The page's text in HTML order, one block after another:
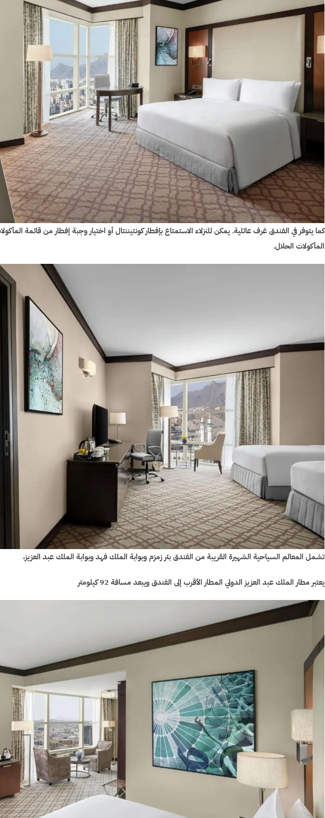
كما يتوفر في الفندق غرف عائلية. يمكن للنزلاء الاستمتاع بإفطار كونتيننتال أو اختيار وجبة إفطار من قائمة
المأكولات الحلال.
تشمل المعالم السياحية الشهيرة القريبة من الفندق بئر زمزم وبوابة الملك فهد وبوابة الملك عبد العزيز،
يعتبر مطار الملك عبد العزيز الدولي المطار الأقرب إلى الفندق ويبعد مسافة 92 كيلومتر